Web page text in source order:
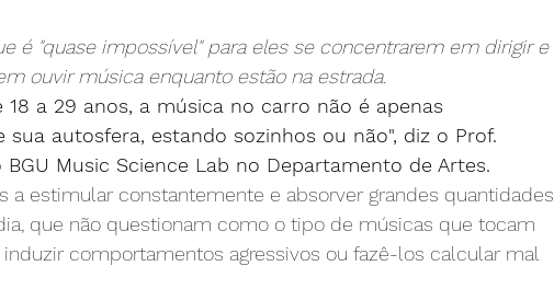
é "quase impossível" para eles se concentrarem em dirigir e
ouvir música enquanto estão na estrada.
a 29 anos, a música no carro não é apenas
autosfera, estando sozinhos ou não", diz o Prof.
Music Science Lab no Departamento de Artes.
a estimular constantemente e absorver grandes quantidades
que não questionam como o tipo de músicas que tocam
comportamentos agressivos ou fazê-los calcular mal